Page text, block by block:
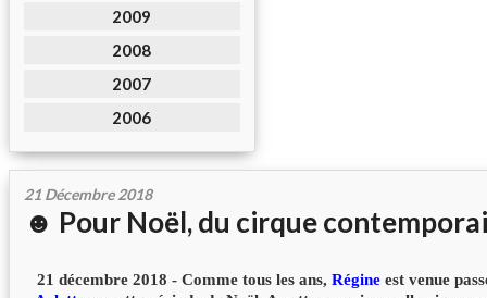
2009
2008
2007
2006
21 Décembre 2018
☻ Pour Noël, du cirque
21 décembre 2018 - Comme tous les ans,Régineest venue